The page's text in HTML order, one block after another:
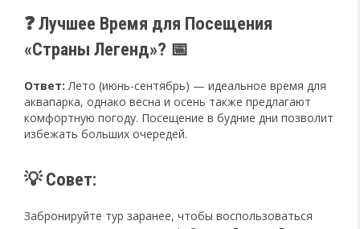
❓ Лучшее Время для Посещения
«Страны Легенд»? 📅
Ответ: Лето (июнь-сентябрь) — идеальное время для
аквапарка, однако весна и осень также предлагают
комфортную погоду. Посещение в будние дни позволит
избежать больших очередей.
💡 Совет:
Забронируйте тур заранее, чтобы воспользоваться